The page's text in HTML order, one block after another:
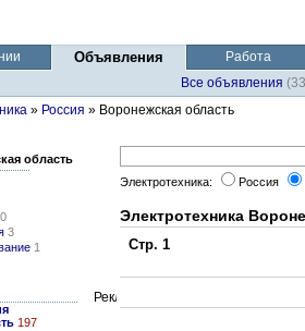
Объявления
Работа
Все объявления
» Россия » Воронежская область
область
3
1
197
Электротехника: Россия
Электротехника
Стр. 1